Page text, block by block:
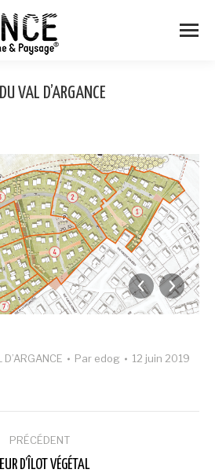
VAL D’ARGANCE
D’ARGANCE Par edog 12 juin 2019
PRÉCÉDENT
Album
D’ÎLOT VÉGÉTAL